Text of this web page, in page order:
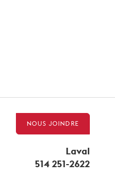
NOUS JOINDRE
Laval
514 251-2622